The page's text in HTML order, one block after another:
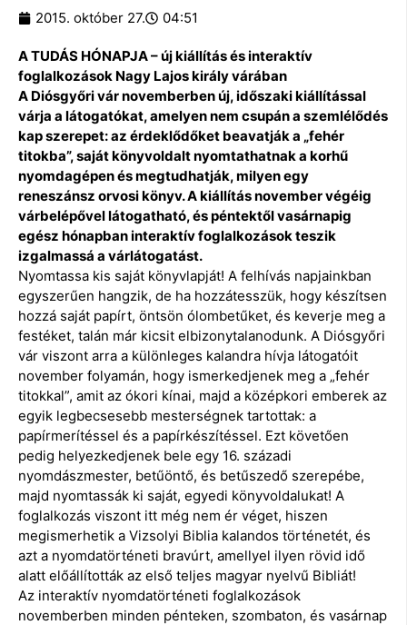
2015. október 27. 04:51
A TUDÁS HÓNAPJA – új kiállítás és interaktív
foglalkozások Nagy Lajos király várában
A Diósgyőri vár novemberben új, időszaki kiállítással
várja a látogatókat, amelyen nem csupán a szemlélődés
kap szerepet: az érdeklődőket beavatják a „fehér
titokba”, saját könyvoldalt nyomtathatnak a korhű
nyomdagépen és megtudhatják, milyen egy
reneszánsz orvosi könyv. A kiállítás november végéig
várbelépővel látogatható, és péntektől vasárnapig
egész hónapban interaktív foglalkozások teszik
izgalmassá a várlátogatást.
Nyomtassa kis saját könyvlapját! A felhívás napjainkban
egyszerűen hangzik, de ha hozzátesszük, hogy készítsen
hozzá saját papírt, öntsön ólombetűket, és keverje meg a
festéket, talán már kicsit elbizonytalanodunk. A Diósgyőri
vár viszont arra a különleges kalandra hívja látogatóit
november folyamán, hogy ismerkedjenek meg a „fehér
titokkal”, amit az ókori kínai, majd a középkori emberek az
egyik legbecsesebb mesterségnek tartottak: a
papírmerítéssel és a papírkészítéssel. Ezt követően
pedig helyezkedjenek bele egy 16. századi
nyomdászmester, betűöntő, és betűszedő szerepébe,
majd nyomtassák ki saját, egyedi könyvoldalukat! A
foglalkozás viszont itt még nem ér véget, hiszen
megismerhetik a Vizsolyi Biblia kalandos történetét, és
azt a nyomdatörténeti bravúrt, amellyel ilyen rövid idő
alatt előállították az első teljes magyar nyelvű Bibliát!
Az interaktív nyomdatörténeti foglalkozások
novemberben minden pénteken, szombaton, és vasárnap